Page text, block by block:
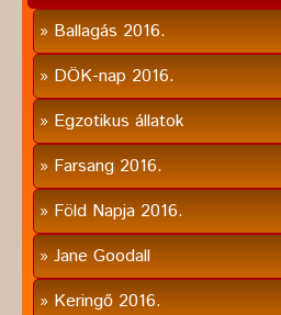
Ballagás 2016.
DÖK-nap 2016.
Egzotikus állatok
Farsang 2016.
Föld Napja 2016.
Jane Goodall
Keringő 2016.